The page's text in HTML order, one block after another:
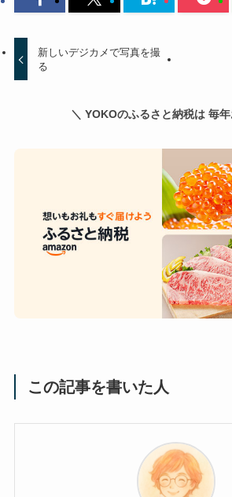
新しいデジカメで写真を撮
る
＼ YOKOのふるさと納税は 毎
この記事を書いた人